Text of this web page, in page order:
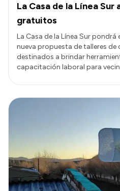
La Casa de la Línea
gratuitos
La Casa de la Línea Sur
nueva propuesta de talleres
destinados a brindar
capacitación laboral para